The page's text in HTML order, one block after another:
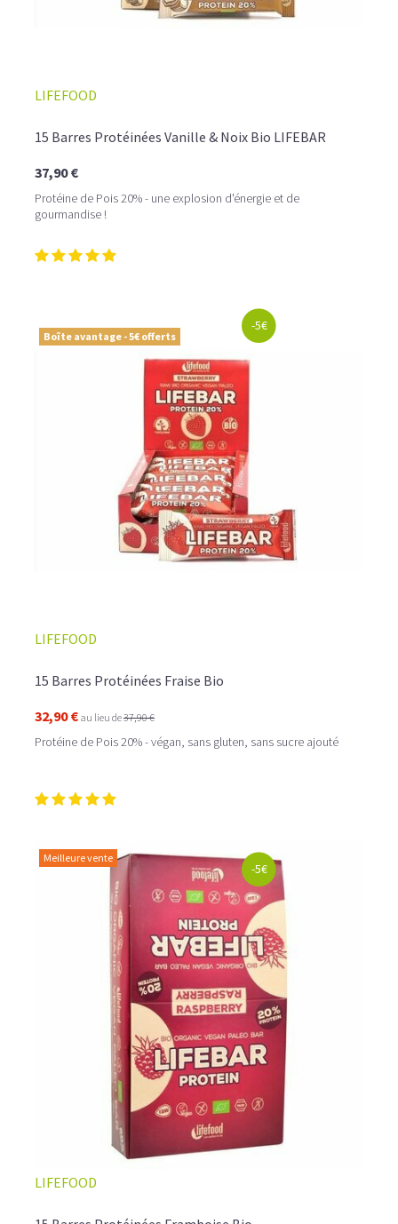
LIFEFOOD
15 Barres Protéinées Vanille & Noix Bio LIFEBAR
37,90 €
Protéine de Pois 20% - une explosion d'énergie et de
gourmandise !
Boîte avantage - 5€ offerts
-5€
LIFEFOOD
15 Barres Protéinées Fraise Bio
32,90 € au lieu de37,90 €
Protéine de Pois 20% - végan, sans gluten, sans sucre ajouté
Meilleure vente
-5€
LIFEFOOD